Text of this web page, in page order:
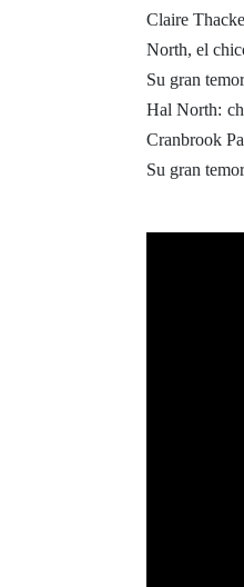
Claire
North, el
Su gran
Hal North:
Cranbrook
Su gran